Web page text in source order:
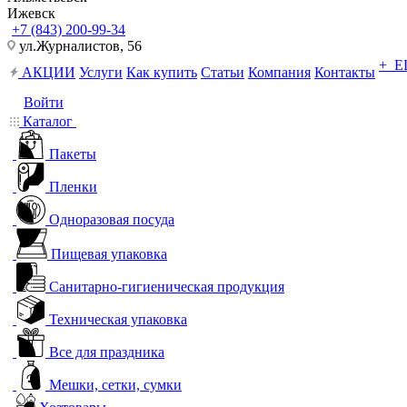
Ижевск
+7 (843) 200-99-34
ул.Журналистов, 56
АКЦИИ Услуги Как купить Статьи Компания Контакты +
Войти
Каталог
Пакеты
Пленки
Одноразовая посуда
Пищевая упаковка
Санитарно-гигиеническая продукция
Техническая упаковка
Все для праздника
Мешки, сетки, сумки